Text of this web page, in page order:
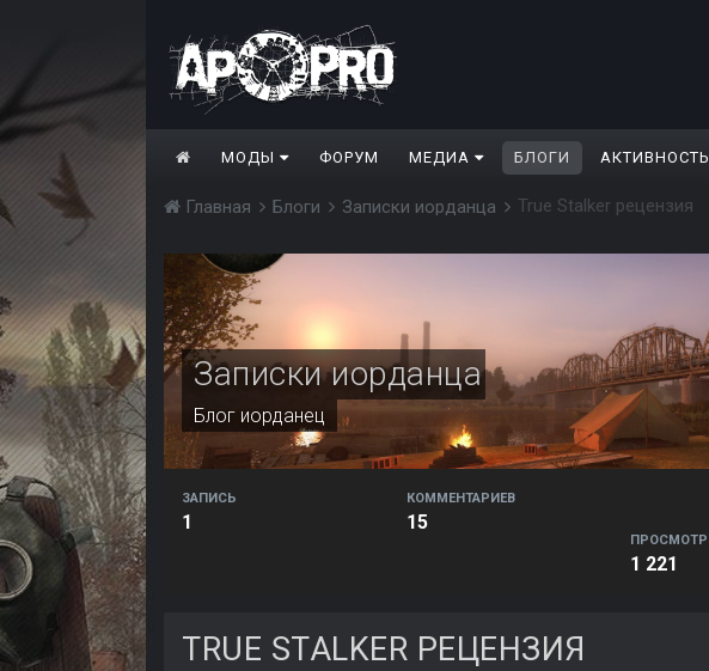
МОДЫ ФОРУМ МЕДИА БЛОГИ АКТИВНОСТЬ
Главная Блоги Записки иорданца True Stalker рецензия
Записки иорданца
Блог иорданец
ЗАПИСЬ
1
КОММЕНТАРИЕВ
15
ПРОСМОТР
1 221
TRUE STALKER РЕЦЕНЗИЯ